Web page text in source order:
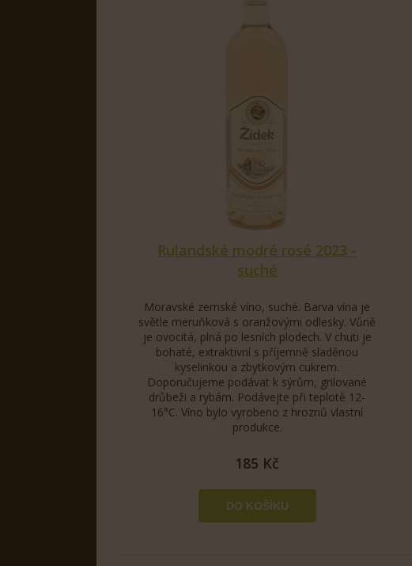
Rulandské modré rosé 2023 -
suché
Moravské zemské víno, suché. Barva vína je
světle meruňková s oranžovými odlesky. Vůně
je ovocitá, plná po lesních plodech. V chuti je
bohaté, extraktivní s příjemně sladěnou
kyselinkou a zbytkovým cukrem.
Doporučujeme podávat k sýrům, grilované
drůbeži a rybám. Podávejte při teplotě 12-
16°C. Víno bylo vyrobeno z hroznů vlastní
produkce.
185 Kč